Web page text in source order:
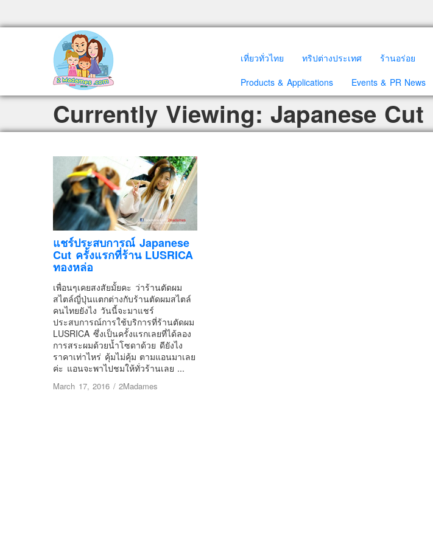
เที่ยวทั่วไทย ทริปต่างประเทศ ร้านอร่อย
Products & Applications
Events & PR News
Currently Viewing: Japanese Cut
แชร์ประสบการณ์ Japanese
Cut ครั้งแรกที่ร้าน LUSRICA
ทองหล่อ
เพื่อนๆเคยสงสัยมั้ยคะ ว่าร้านตัดผม
สไตล์ญี่ปุ่นแตกต่างกับร้านตัดผมสไตล์
คนไทยยังไง วันนี้จะมาแชร์
ประสบการณ์การใช้บริการที่ร้านตัดผม
LUSRICA ซึ่งเป็นครั้งแรกเลยที่ได้ลอง
การสระผมด้วยน้ำโซดาด้วย ดียังไง
ราคาเท่าไหร่ คุ้มไม่คุ้ม ตามแอนมาเลย
ค่ะ แอนจะพาไปชมให้ทั่วร้านเลย ...
March 17, 2016 / 2Madames